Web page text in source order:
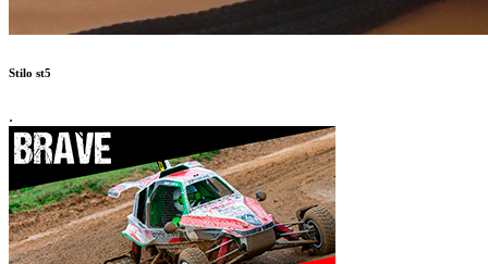
Stilo st5
.